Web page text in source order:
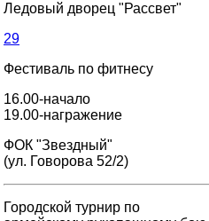
Ледовый дворец "Рассвет"
29
Фестиваль по фитнесу
16.00-начало
19.00-награжение
ФОК "Звездный"
(ул. Говорова 52/2)
Городской турнир по